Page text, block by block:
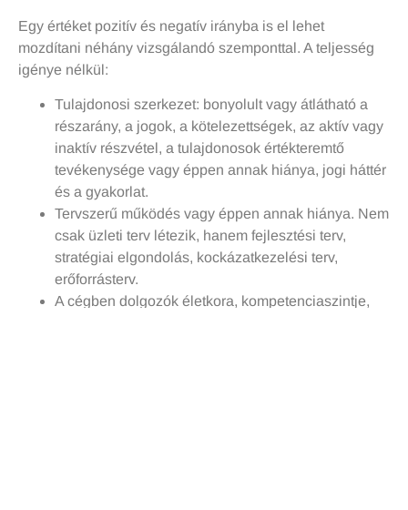
Egy értéket pozitív és negatív irányba is el lehet
mozdítani néhány vizsgálandó szemponttal. A teljesség
igénye nélkül:
Tulajdonosi szerkezet: bonyolult vagy átlátható a
részarány, a jogok, a kötelezettségek, az aktív vagy
inaktív részvétel, a tulajdonosok értékteremtő
tevékenysége vagy éppen annak hiánya, jogi háttér
és a gyakorlat.
Tervszerű működés vagy éppen annak hiánya. Nem
csak üzleti terv létezik, hanem fejlesztési terv,
stratégiai elgondolás, kockázatkezelési terv,
erőforrásterv.
A cégben dolgozók életkora, kompetenciaszintje,